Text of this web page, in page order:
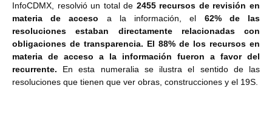
InfoCDMX, resolvió un total de 2455 recursos de revisión en
materia de acceso a la información, el 62% de las
resoluciones estaban directamente relacionadas con
obligaciones de transparencia. El 88% de los recursos en
materia de acceso a la información fueron a favor del
recurrente. En esta numeralia se ilustra el sentido de las
resoluciones que tienen que ver obras, construcciones y el 19S.